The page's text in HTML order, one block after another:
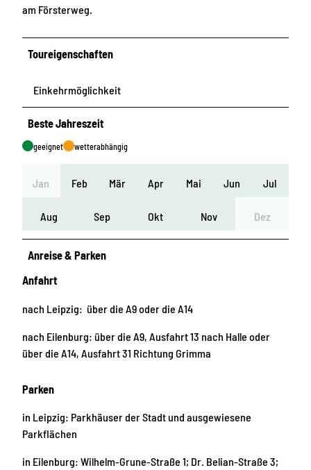
am Försterweg.
Toureigenschaften
Einkehrmöglichkeit
Beste Jahreszeit
geeignet wetterabhängig
Jan Feb Mär Apr Mai Jun Jul
Aug Sep Okt Nov Dez
Anreise & Parken
Anfahrt
nach Leipzig: über die A9 oder die A14
nach Eilenburg: über die A9, Ausfahrt 13 nach Halle oder
über die A14, Ausfahrt 31 Richtung Grimma
Parken
in Leipzig: Parkhäuser der Stadt und ausgewiesene
Parkflächen
in Eilenburg: Wilhelm-Grune-Straße 1; Dr. Belian-Straße 3;